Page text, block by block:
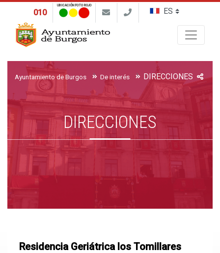
010
UBICACIÓN FOTO ROJO
Ayuntamiento de Burgos De interés DIRECCIONES
DIRECCIONES
Residencia Geriátrica los Tomillares